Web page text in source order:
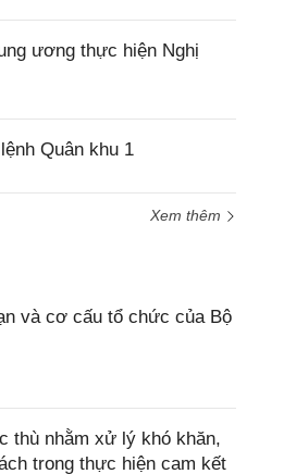
ương thực hiện Nghị
Quân khu 1
Xem thêm
và cơ cấu tổ chức của Bộ
thù nhằm xử lý khó khăn,
trong thực hiện cam kết